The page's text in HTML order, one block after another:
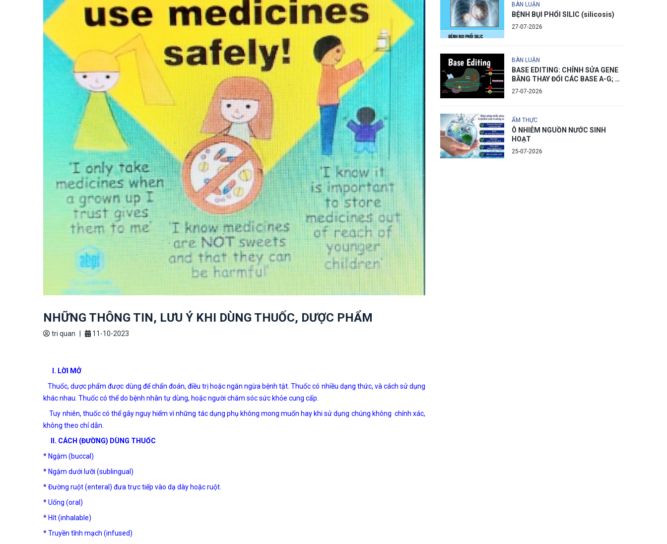
NHỮNG THÔNG TIN, LƯU Ý KHI DÙNG THUỐC, DƯỢC PHẨM
tri quan 11-10-2023
I. LỜI MỞ
Thuốc, dược phẩm được dùng để chẩn đoán, điều trị hoặc ngăn ngừa bệnh tật. Thuốc có nhiều dạng thức, và cách sử dụng
khác nhau. Thuốc có thể do bệnh nhân tự dùng, hoặc người chăm sóc sức khỏe cung cấp.
Tuy nhiên, thuốc có thể gây nguy hiểm vì những tác dụng phụ không mong muốn hay khi sử dụng chúng không chính xác,
không theo chỉ dẫn.
II. CÁCH (ĐƯỜNG) DÙNG THUỐC
* Ngậm (buccal)
* Ngậm dưới lưỡi (sublingual)
* Đường ruột (enteral) đưa trực tiếp vào dạ dày hoặc ruột.
* Uống (oral)
* Hít (inhalable)
* Truyền tĩnh mạch (infused)
BÀN LUẬN
BỆNH BỤI PHỔI SILIC (silicosis)
27-07-2026
BÀN LUẬN
BASE EDITING: CHỈNH SỬA GENE
BẰNG THAY ĐỔI CÁC BASE A-G; C-
T
27-07-2026
ẨM THỰC
Ô NHIỄM NGUỒN NƯỚC SINH
HOẠT
25-07-2026